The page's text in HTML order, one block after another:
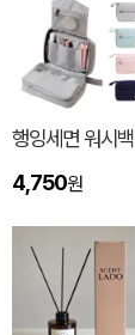
행잉세면 워시백
4,750원